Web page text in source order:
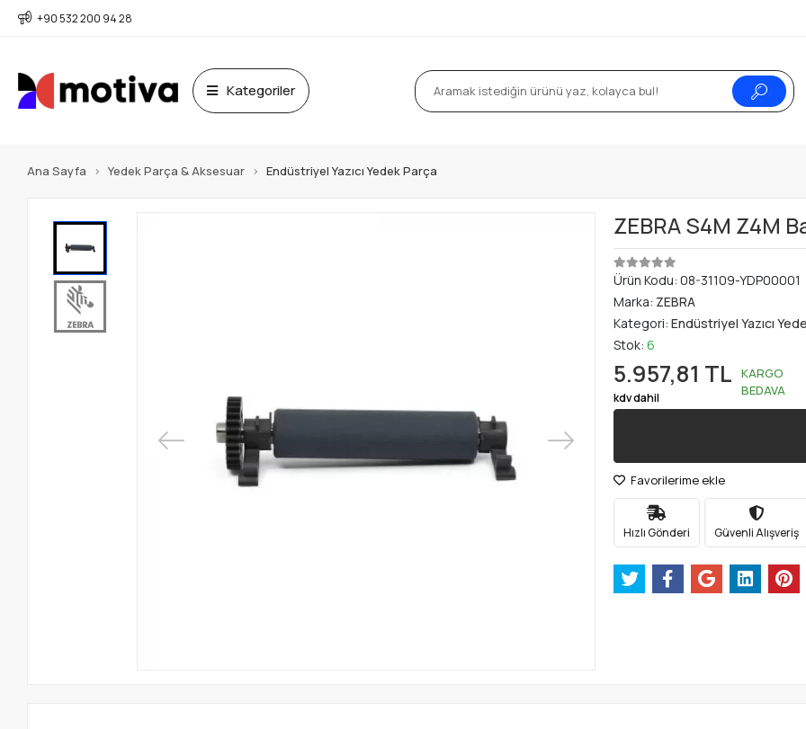
+90 532 200 94 28
Kategoriler
Ana Sayfa Yedek Parça & Aksesuar Endüstriyel Yazıcı Yedek Parça
ZEBRA S4M Z4M
Ürün Kodu: 08-31109-YDP00001
Marka: ZEBRA
Kategori: Endüstriyel Yazıcı
Stok: 6
5.957,81 TL
kdv dahil
KARGO
BEDAVA
Favorilerime ekle
Hızlı Gönderi Güvenli Alışveriş